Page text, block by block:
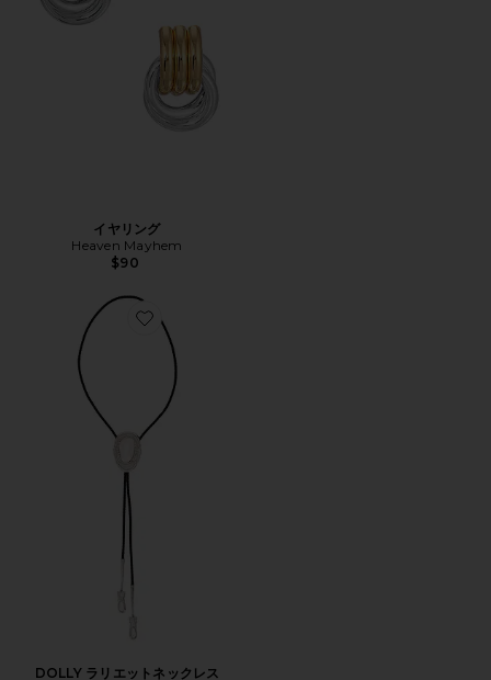
イヤリング
Heaven Mayhem
$90
Favorite DOLLY ラリエットネックレス
DOLLY ラリエットネックレス